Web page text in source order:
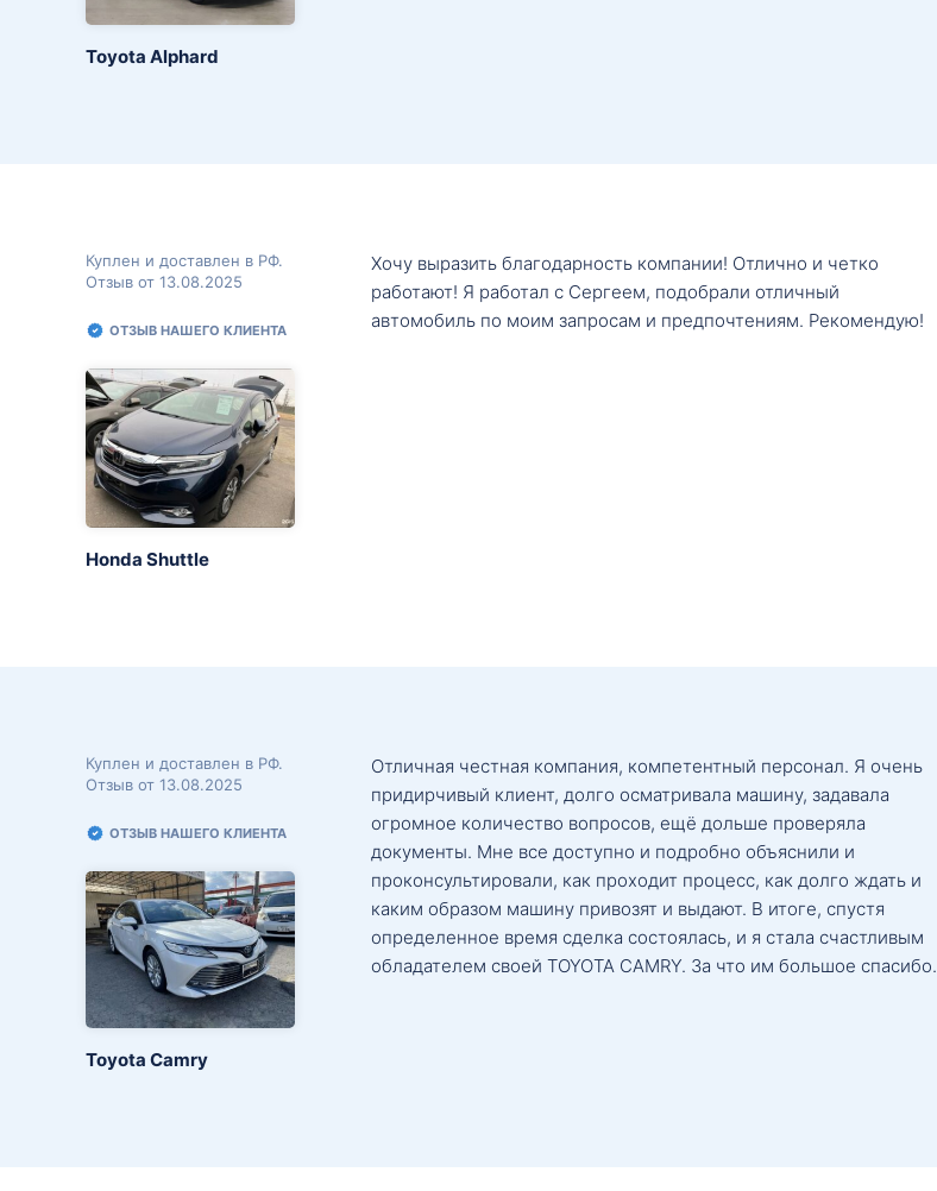
Toyota Alphard
Куплен и доставлен в РФ.
Отзыв от 13.08.2025
ОТЗЫВ НАШЕГО КЛИЕНТА
Honda Shuttle
Хочу выразить благодарность компании! Отлично и четко
работают! Я работал с Сергеем, подобрали отличный
автомобиль по моим запросам и предпочтениям. Рекомендую!
Куплен и доставлен в РФ.
Отзыв от 13.08.2025
ОТЗЫВ НАШЕГО КЛИЕНТА
Toyota Camry
Отличная честная компания, компетентный персонал. Я очень
придирчивый клиент, долго осматривала машину, задавала
огромное количество вопросов, ещё дольше проверяла
документы. Мне все доступно и подробно объяснили и
проконсультировали, как проходит процесс, как долго ждать и
каким образом машину привозят и выдают. В итоге, спустя
определенное время сделка состоялась, и я стала счастливым
обладателем своей TOYOTA CAMRY. За что им большое спасибо.